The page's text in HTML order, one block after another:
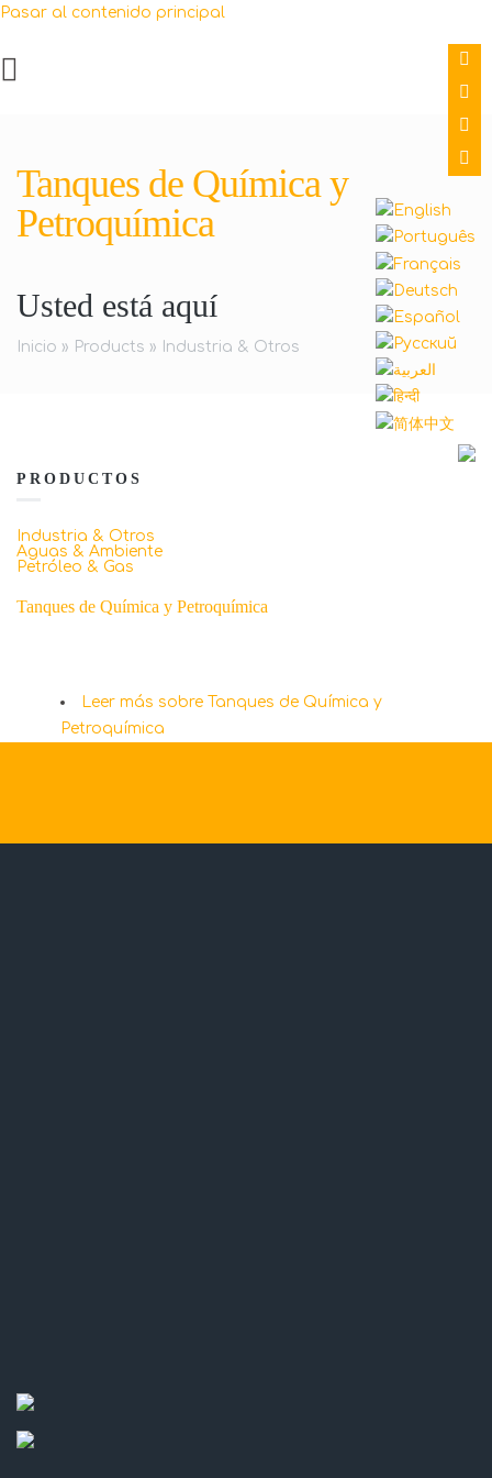
Pasar al contenido principal
Tanques de Química y
Petroquímica
Usted está aquí
Inicio » Products » Industria & Otros
PRODUCTOS
Industria & Otros
Aguas & Ambiente
Petróleo & Gas
Tanques de Química y Petroquímica
Leer más sobre Tanques de Química y
Petroquímica